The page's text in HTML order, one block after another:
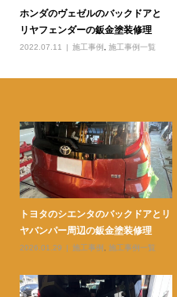
ホンダのヴェゼルのバックドアと
リヤフェンダーの鈑金塗装修理
2022.07.11 施工事例 施工事例一覧
トヨタのシエンタのバックドアとリ
ヤバンパー周辺の鈑金塗装修理
2026.01.29 施工事例 施工事例一覧